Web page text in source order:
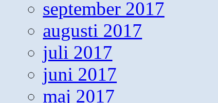
september 2017
augusti 2017
juli 2017
juni 2017
maj 2017